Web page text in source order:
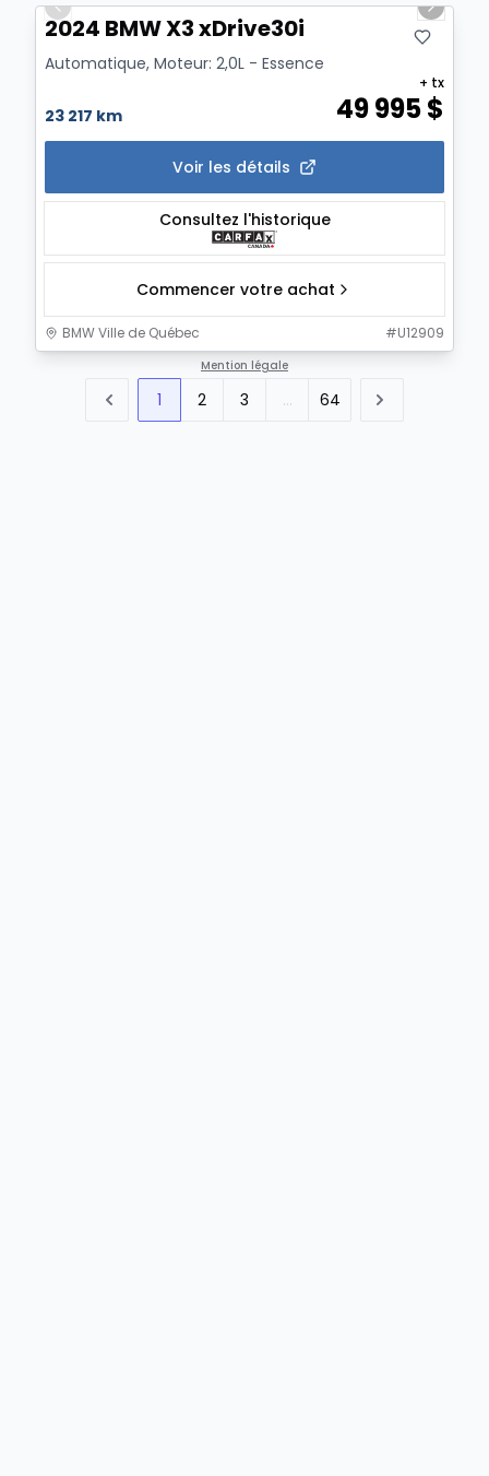
Previous slide
Next
2024 BMW X3 xDrive30i
Automatique, Moteur: 2,0L - Essence
23 217 km 49 995$
+ tx
Voir les détails
Consultez l'historique
Commencer votre achat
BMW Ville de Québec #U12909
Mention légale
1 2 3 ... 64